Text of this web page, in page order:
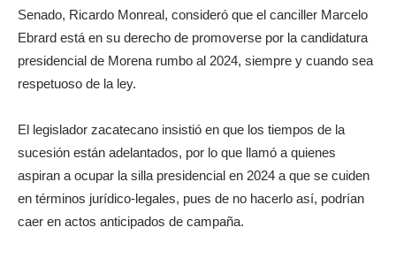
Senado, Ricardo Monreal, consideró que el canciller Marcelo
Ebrard está en su derecho de promoverse por la candidatura
presidencial de Morena rumbo al 2024, siempre y cuando sea
respetuoso de la ley.
El legislador zacatecano insistió en que los tiempos de la
sucesión están adelantados, por lo que llamó a quienes
aspiran a ocupar la silla presidencial en 2024 a que se cuiden
en términos jurídico-legales, pues de no hacerlo así, podrían
caer en actos anticipados de campaña.